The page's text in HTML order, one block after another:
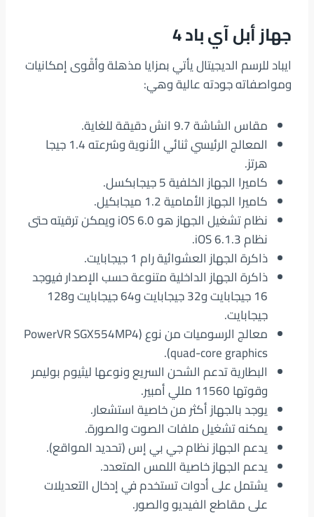
جهاز أبل آي باد 4
ايباد للرسم الديجيتال يأتي بمزايا مذهلة وأقْوى إمكانيات
ومواصفاته جودته عالية وهي:
مقاس الشاشة 9.7 انش دقيقة للغاية.
المعالج الرئيسي ثنائي الأنوية وسُرعته 1.4 جيجا
هرتز.
كاميرا الجهاز الخلفية 5 جيجابكسل.
كاميرا الجهاز الأمامية 1.2 ميجابكيل.
نظام تشغيل الجهاز هو iOS 6.0 ويمكن ترقيته حتى
نظام iOS 6.1.3.
ذاكرة الجهاز العشوائية رام 1 جيجابايت.
ذاكرة الجهاز الداخلية متنوعة حسب الإصدار فيوجد
16 جيجابايت و32 جيجابايت و64 جيجابايت و128
جيجابايت.
معالج الرسوميات من نوع (PowerVR SGX554MP4
(quad-core graphics.
البطارية تدعم الشحن السريع ونوعها ليثيوم بوليمر
وقوتها 11560 مللي أمبير.
يوجد بالجهاز أكثر من خاصية استشعار.
يمكنه تشغيل ملفات الصوت والصورة.
يدعم الجهاز نظام جي بي إس (تحديد المواقع).
يدعم الجهاز خاصية اللمس المتعدد.
يشتمل على أدوات تستخدم في إدخال التعديلات
على مقاطع الفيديو والصور.